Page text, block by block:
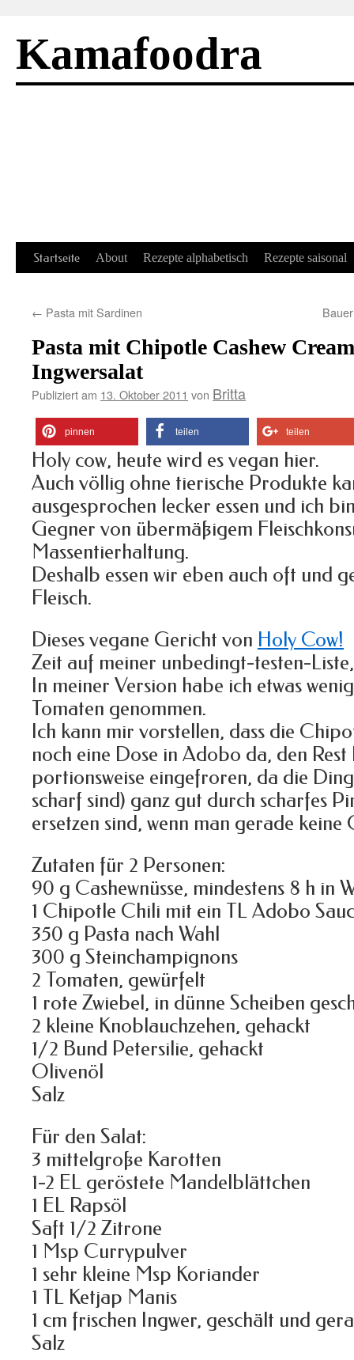
Kamafoodra
Springe
Inhalt
Startseite About Rezepte alphabetisch Rezepte saisonal
← Pasta mit Sardinen
Pasta mit Chipotle Cashew
Ingwersalat
Publiziert am 13. Oktober 2011 von Britta
pinnen teilen teilen
Holy cow, heute wird es vegan hier.
Auch völlig ohne tierische Produkte
ausgesprochen lecker essen und ich
Gegner von übermäßigem
Massentierhaltung.
Deshalb essen wir eben auch oft und
Fleisch.
Dieses vegane Gericht von Holy Cow!
Zeit auf meiner unbedingt-testen-
In meiner Version habe ich etwas
Tomaten genommen.
Ich kann mir vorstellen, dass die
noch eine Dose in Adobo da, den Rest
portionsweise eingefroren, da die
scharf sind) ganz gut durch scharfes
ersetzen sind, wenn man gerade
Zutaten für 2 Personen:
90 g Cashewnüsse, mindestens 8 h in
1 Chipotle Chili mit ein TL Adobo
350 g Pasta nach Wahl
300 g Steinchampignons
2 Tomaten, gewürfelt
1 rote Zwiebel, in dünne Scheiben
2 kleine Knoblauchzehen, gehackt
1/2 Bund Petersilie, gehackt
Olivenöl
Salz
Für den Salat:
3 mittelgroße Karotten
1-2 EL geröstete Mandelblättchen
1 EL Rapsöl
Saft 1/2 Zitrone
1 Msp Currypulver
1 sehr kleine Msp Koriander
1 TL Ketjap Manis
1 cm frischen Ingwer, geschält und
Salz